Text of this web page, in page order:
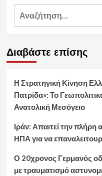
Αναζήτηση
Διαβάστε επίσης
Η Στρατηγική Κίνηση
Πατρίδα»: Το
Ανατολική Μεσόγειο
Ιράν: Απαιτεί την
ΗΠΑ για να
Ο 20χρονος Γερμανός
με τραυματισμό